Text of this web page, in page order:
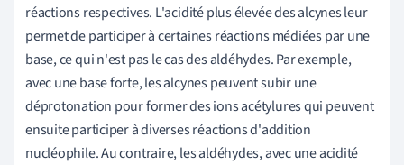
réactions respectives. L'acidité plus élevée des alcynes leur
permet de participer à certaines réactions médiées par une
base, ce qui n'est pas le cas des aldéhydes. Par exemple,
avec une base forte, les alcynes peuvent subir une
déprotonation pour former des ions acétylures qui peuvent
ensuite participer à diverses réactions d'addition
nucléophile. Au contraire, les aldéhydes, avec une acidité